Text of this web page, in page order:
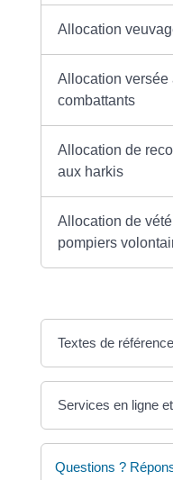
Allocation
Allocation versée
combattants
Allocation de
aux harkis
Allocation de
pompiers
Textes de référence
Services en ligne
Questions ?